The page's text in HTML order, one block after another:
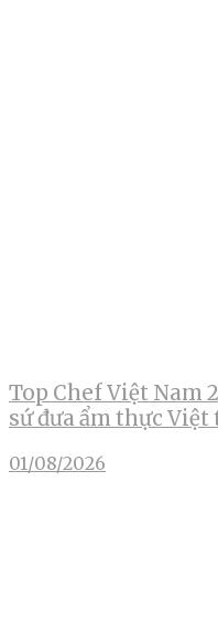
Top Chef Việt Nam
sứ đưa ẩm thực Việt
01/08/2026